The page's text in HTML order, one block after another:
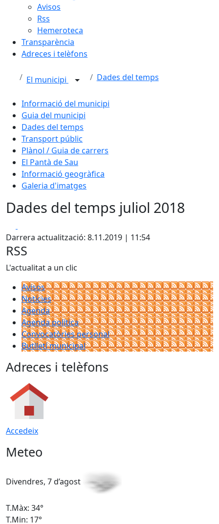
Avisos
Rss
Hemeroteca
Transparència
Adreces i telèfons
El municipi Dades del temps
Informació del municipi
Guia del municipi
Dades del temps
Transport públic
Plànol / Guia de carrers
El Pantà de Sau
Informació geogràfica
Galeria d'imatges
Dades del temps juliol 2018
Darrera actualització: 8.11.2019 | 11:54
RSS
L'actualitat a un clic
Avisos
Notícies
Agenda
Agenda política
Convocatòries personal
Butlletí municipal
Adreces i telèfons
Accedeix
Meteo
Divendres, 7 d’agost
T.Màx: 34°
T.Min: 17°